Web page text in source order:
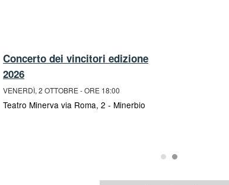
Concerto dei vincitori edizione
2026
VENERDÌ, 2 OTTOBRE - ORE 18:00
Teatro Minerva via Roma, 2 - Minerbio